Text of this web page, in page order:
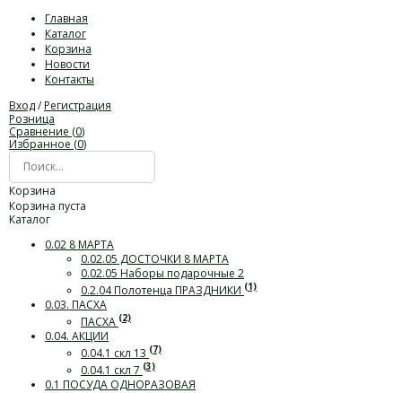
Главная
Каталог
Корзина
Новости
Контакты
Вход/Регистрация
Розница
Сравнение (0)
Избранное (0)
Корзина
Корзина пуста
Каталог
0.02 8 МАРТА
0.02.05 ДОСТОЧКИ 8 МАРТА
0.02.05 Наборы подарочные 2
0.2.04 Полотенца ПРАЗДНИКИ (1)
0.03. ПАСХА
ПАСХА (2)
0.04. АКЦИИ
0.04.1 скл 13 (7)
0.04.1 скл 7 (3)
0.1 ПОСУДА ОДНОРАЗОВАЯ